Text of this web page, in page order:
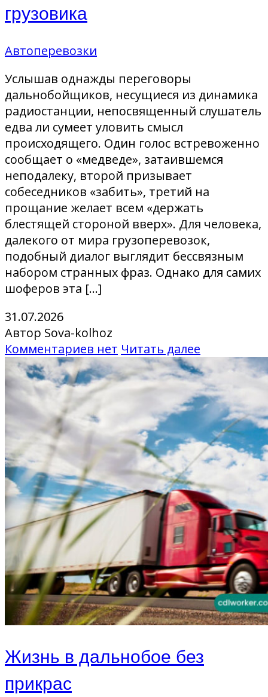
грузовика
Автоперевозки
Услышав однажды переговоры
дальнобойщиков, несущиеся из динамика
радиостанции, непосвященный слушатель
едва ли сумеет уловить смысл
происходящего. Один голос встревоженно
сообщает о «медведе», затаившемся
неподалеку, второй призывает
собеседников «забить», третий на
прощание желает всем «держать
блестящей стороной вверх». Для человека,
далекого от мира грузоперевозок,
подобный диалог выглядит бессвязным
набором странных фраз. Однако для самих
шоферов эта […]
31.07.2026
Автор Sova-kolhoz
Комментариев нет Читать далее
Жизнь в дальнобое без
прикрас